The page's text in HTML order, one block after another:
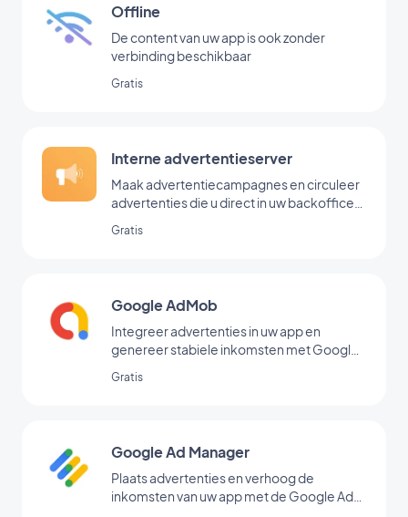
Offline
De content van uw app is ook zonder
verbinding beschikbaar
Gratis
Interne advertentieserver
Maak advertentiecampagnes en circuleer
advertenties die u direct in uw backoffice
Gratis
Google AdMob
Integreer advertenties in uw app en
genereer stabiele inkomsten met Google
Gratis
Google Ad Manager
Plaats advertenties en verhoog de
inkomsten van uw app met de Google Ad